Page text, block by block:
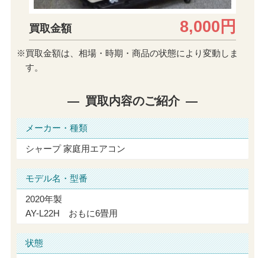
買取金額 8,000円
※買取金額は、相場・時期・商品の状態により変動しま
す。
買取内容のご紹介
メーカー・種類
シャープ 家庭用エアコン
モデル名・型番
2020年製
AY-L22H おもに6畳用
状態